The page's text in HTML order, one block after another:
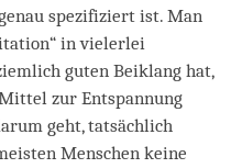
spezifiziert ist. Man
in vielerlei
guten Beiklang hat,
zur Entspannung
geht, tatsächlich
Menschen keine